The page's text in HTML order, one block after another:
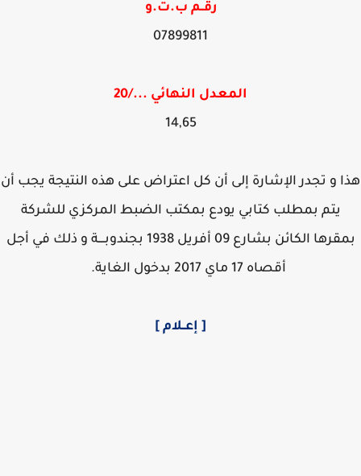
رقــم ب.ت.و
07899811
المعدل النهائي .../20
14,65
و تجدر الإشارة إلى أن كل اعتراض على هذه النتيجة يجب أن
يتم بمطلب كتابي يودع بمكتب الضبط المركزي للشركة
بمقرها الكائن بشارع 09 أفريل 1938 بجندوبــــة و ذلك في أجل
أقصاه 17 ماي 2017 بدخول الغاية.
[ إعــلام ]